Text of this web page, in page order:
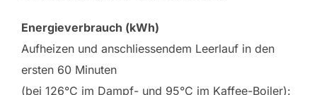
Energieverbrauch (kWh)
Aufheizen und anschliessendem Leerlauf in den
ersten 60 Minuten
(bei 126°C im Dampf- und 95°C im Kaffee-Boiler):